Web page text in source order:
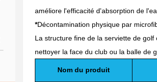
améliore l'efficacité d'absorption de
*Décontamination physique par
La structure fine de la serviette de
nettoyer la face du club ou la balle de
Nom du produit